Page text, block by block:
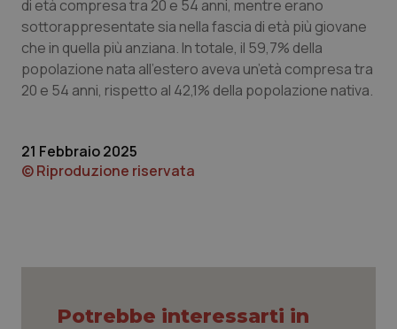
Lombardia
Marche
Piemonte
Provincia Autonoma di Trento
Puglia
Dolore
Donna & Salute
HIV
Ipertensione & Scompenso
Malattie rare
di età compresa tra 20 e 54 anni, mentre erano
sottorappresentate sia nella fascia di età più giovane
che in quella più anziana. In totale, il 59,7% della
popolazione nata all’estero aveva un’età compresa tra
20 e 54 anni, rispetto al 42,1% della popolazione nativa.
21 Febbraio 2025
© Riproduzione riservata
Potrebbe interessarti in